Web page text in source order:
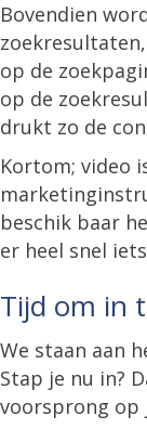
Bovendien
op de
op de
drukt zo de
Kortom; video
beschik baar
er heel snel
Tijd om in
We staan aan
Stap je nu in?
voorsprong op